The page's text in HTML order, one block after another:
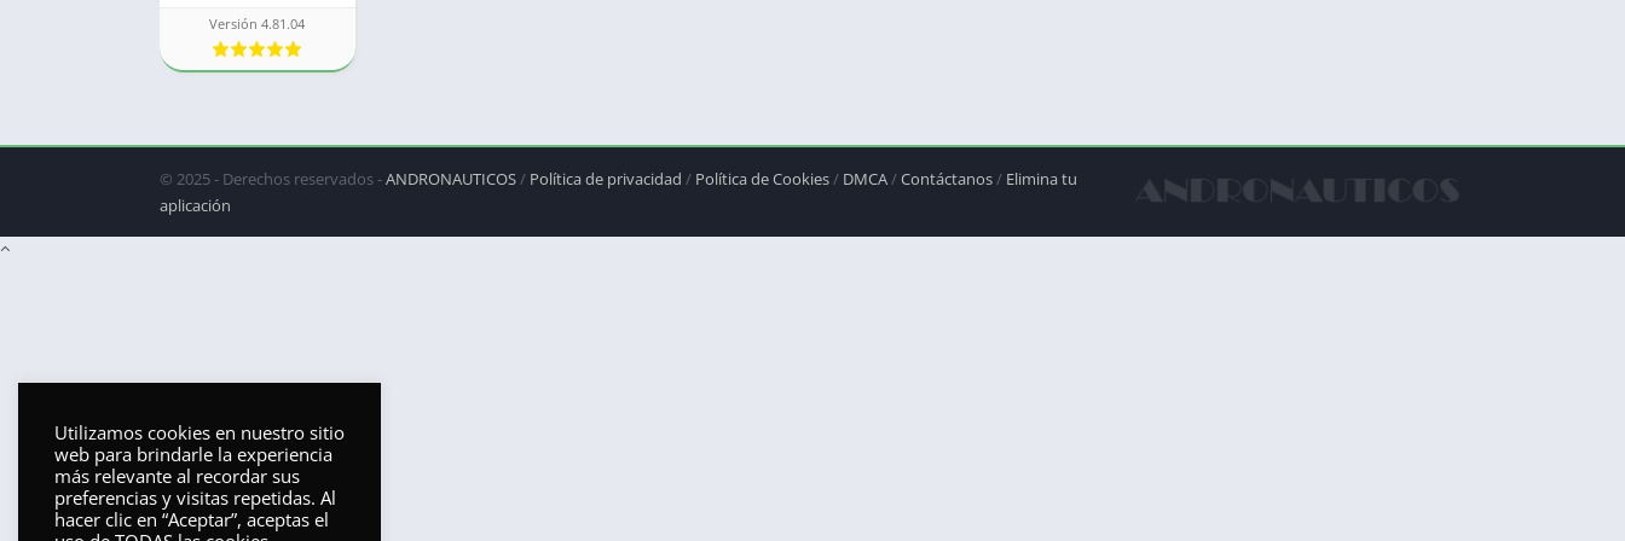
Versión 4.81.04
© 2025 - Derechos reservados -ANDRONAUTICOS / Política de privacidad / Política de Cookies / DMCA /Contáctanos / Elimina tu
aplicación
Utilizamos cookies en nuestro sitio
web para brindarle la experiencia
más relevante al recordar sus
preferencias y visitas repetidas. Al
hacer clic en “Aceptar”, aceptas el